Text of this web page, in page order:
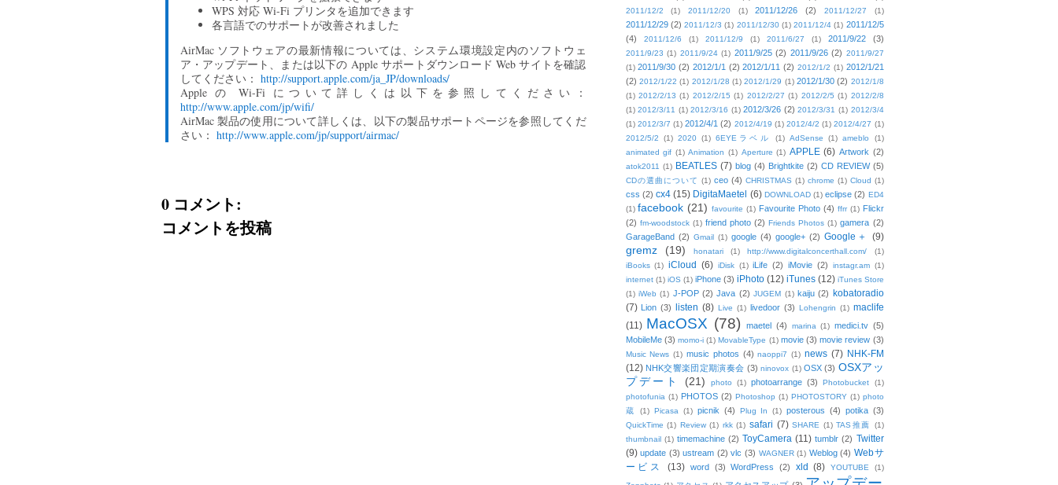
WPS 対応 Wi-Fi プリンタを追加できます
各言語でのサポートが改善されました
AirMac ソフトウェアの最新情報については、システム環境設定内のソフトウェ
ア・アップデート、または以下の Apple サポートダウンロード Web サイトを確認
してください： http://support.apple.com/ja_JP/downloads/
Apple の Wi-Fi について詳しくは以下を参照してください：
http://www.apple.com/jp/wifi/
AirMac 製品の使用について詳しくは、以下の製品サポートページを参照してくだ
さい： http://www.apple.com/jp/support/airmac/
0 コメント:
コメントを投稿
2011/12/2
(1) 2011/12/20 (1) 2011/12/26 (2) 2011/12/27 (1)
2011/12/29 (2) 2011/12/3 (1) 2011/12/30 (1) 2011/12/4 (1) 2011/12/5
(4)
2011/12/6 (1) 2011/12/9 (1) 2011/6/27 (1) 2011/9/22 (3)
2011/9/23 (1) 2011/9/24 (1) 2011/9/25 (2) 2011/9/26 (2) 2011/9/27
(1) 2011/9/30 (2) 2012/1/1 (2) 2012/1/11 (2) 2012/1/2 (1) 2012/1/21
(2) 2012/1/22 (1) 2012/1/28 (1) 2012/1/29 (1) 2012/1/30 (2) 2012/1/8
(1) 2012/2/13 (1) 2012/2/15 (1) 2012/2/27 (1) 2012/2/5 (1) 2012/2/8
(1) 2012/3/11 (1) 2012/3/16 (1) 2012/3/26 (2) 2012/3/31 (1) 2012/3/4
(1) 2012/3/7 (1) 2012/4/1 (2) 2012/4/19 (1) 2012/4/2 (1) 2012/4/27 (1)
2012/5/2
(1) 2020 (1) 6EYEラベル (1) AdSense (1) ameblo
(1)
animated gif (1) Animation (1) Aperture (1) APPLE (6) Artwork (2)
atok2011 (1) BEATLES (7) blog (4) Brightkite (2) CD REVIEW (5)
CDの選曲について (1) ceo (4) CHRISTMAS (1) chrome (1) Cloud (1)
css (2) cx4 (15) DigitaMaetel (6) DOWNLOAD (1) eclipse (2) ED4
(1) facebook (21) favourite (1) Favourite Photo (4) ffrr (1) Flickr
(2) fm-woodstock (1) friend photo (2) Friends Photos (1) gamera (2)
GarageBand (2) Gmail (1) google (4) google+ (2) Google＋ (9)
gremz (19) honatari (1) http://www.digitalconcerthall.com/
(1)
iBooks (1) iCloud (6) iDisk (1) iLife (2) iMovie (2) instagr.am (1)
internet (1) iOS (1) iPhone (3) iPhoto (12) iTunes (12) iTunes Store
(1) iWeb (1) J-POP (2) Java (2) JUGEM (1) kaiju (2)
kobatoradio
(7) Lion (3) listen (8) Live (1) livedoor (3) Lohengrin (1) maclife
(11) MacOSX (78) maetel (4) marina (1) medici.tv (5)
MobileMe (3) momo-i (1) MovableType (1) movie (3) movie review (3)
Music News (1) music photos (4) naoppi7 (1) news (7) NHK-FM
(12) NHK交響楽団定期演奏会 (3) ninovox (1) OSX (3) OSXアッ
プデート
(21) photo (1) photoarrange (3) Photobucket
(1)
photofunia (1) PHOTOS (2) Photoshop (1) PHOTOSTORY (1) photo
蔵
(1) Picasa (1) picnik (4) Plug In (1) posterous (4) potika (3)
QuickTime (1) Review (1) rkk (1) safari (7) SHARE (1) TAS推薦
(1)
thumbnail (1) timemachine (2) ToyCamera (11) tumblr (2) Twitter
(9) update (3) ustream (2) vlc (3) WAGNER (1) Weblog (4) Webサ
ービス
(13) word (3) WordPress (2) xld (8) YOUTUBE (1)